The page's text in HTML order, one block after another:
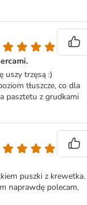
uszy trzęsą :)
tłuszcze, co dla
pasztetu z grudkami
puszki z krewetka.
naprawdę polecam,